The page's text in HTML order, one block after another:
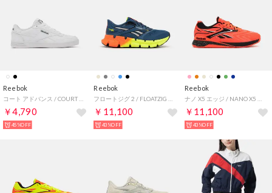
Reebok
￥4,790
45%OFF
Reebok
￥11,100
43%OFF
Reebok
￥11,100
43%OFF